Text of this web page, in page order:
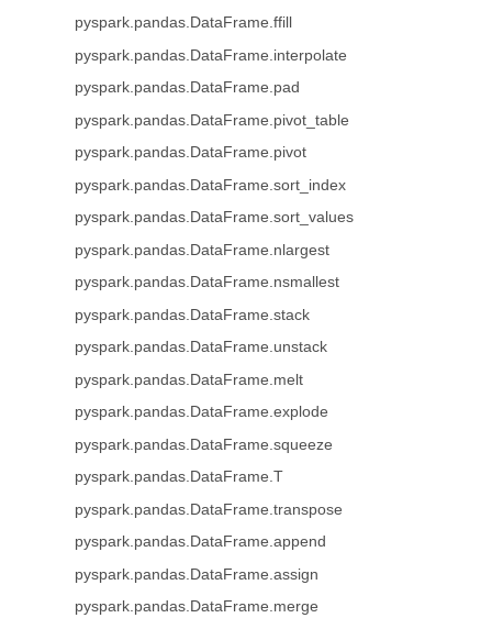
pyspark.pandas.DataFrame.ffill
pyspark.pandas.DataFrame.interpolate
pyspark.pandas.DataFrame.pad
pyspark.pandas.DataFrame.pivot_table
pyspark.pandas.DataFrame.pivot
pyspark.pandas.DataFrame.sort_index
pyspark.pandas.DataFrame.sort_values
pyspark.pandas.DataFrame.nlargest
pyspark.pandas.DataFrame.nsmallest
pyspark.pandas.DataFrame.stack
pyspark.pandas.DataFrame.unstack
pyspark.pandas.DataFrame.melt
pyspark.pandas.DataFrame.explode
pyspark.pandas.DataFrame.squeeze
pyspark.pandas.DataFrame.T
pyspark.pandas.DataFrame.transpose
pyspark.pandas.DataFrame.append
pyspark.pandas.DataFrame.assign
pyspark.pandas.DataFrame.merge